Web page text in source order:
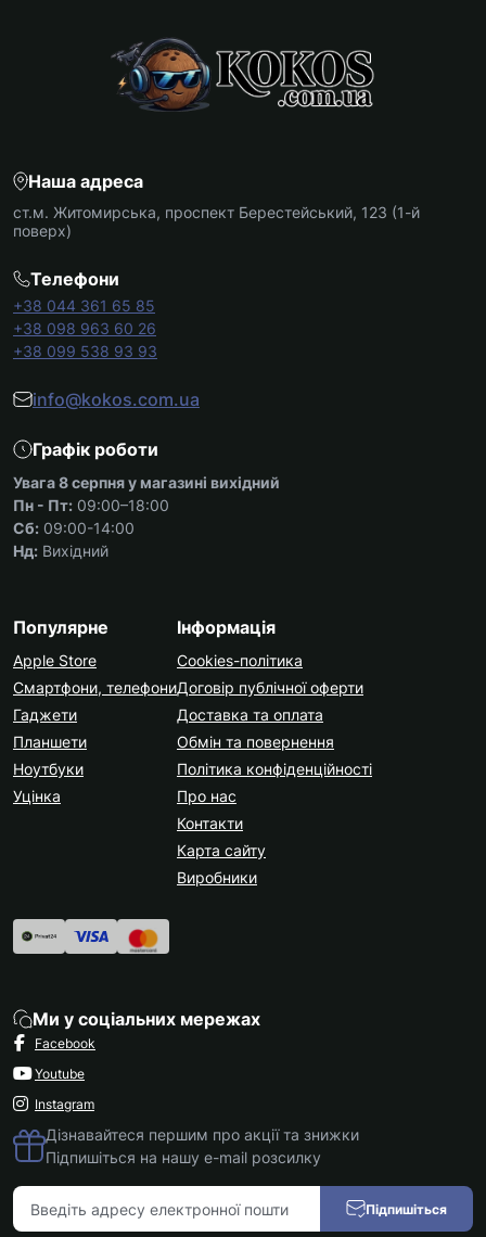
Наша адреса
ст.м. Житомирська, проспект Берестейський, 123 (1-й
поверх)
Телефони
+38 044 361 65 85
+38 098 963 60 26
+38 099 538 93 93
info@kokos.com.ua
Графік роботи
Увага 8 серпня у магазині вихідний
Пн - Пт: 09:00–18:00
Сб: 09:00-14:00
Нд: Вихідний
Популярне
Apple Store
Смартфони, телефони
Гаджети
Планшети
Ноутбуки
Уцінка
Інформація
Cookies-політика
Договір публічної оферти
Доставка та оплата
Обмін та повернення
Політика конфіденційності
Про нас
Контакти
Карта сайту
Виробники
Ми у соціальних мережах
Facebook
Youtube
Instagram
Дізнавайтеся першим про акції та знижки
Підпишіться на нашу e-mail розсилку
Підпишіться